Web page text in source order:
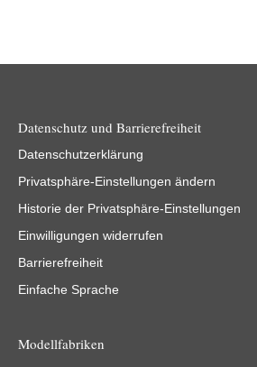
Datenschutz und Barrierefreiheit
Datenschutzerklärung
Privatsphäre-Einstellungen ändern
Historie der Privatsphäre-Einstellungen
Einwilligungen widerrufen
Barrierefreiheit
Einfache Sprache
Modellfabriken